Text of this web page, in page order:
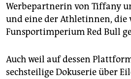
Werbepartnerin von Tiffany
und eine der Athletinnen, die
Funsportimperium Red Bull
Auch weil auf dessen
sechsteilige Dokuserie über